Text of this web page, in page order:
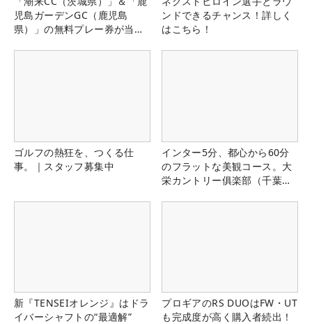
児島ガーデンGC（鹿児島
県）」の無料プレー券が当た
ンドできるチャンス！詳しく
はこちら！
ゴルフの熱狂を、つくる仕
事。｜スタッフ募集中
インター5分、都心から60分
のフラットな美観コース。大
栄カントリー俱楽部（千葉
新『TENSEIオレンジ』はドラ
イバーシャフトの“最適解”
プロギアのRS DUOはFW・UT
も完成度が高く購入者続出！